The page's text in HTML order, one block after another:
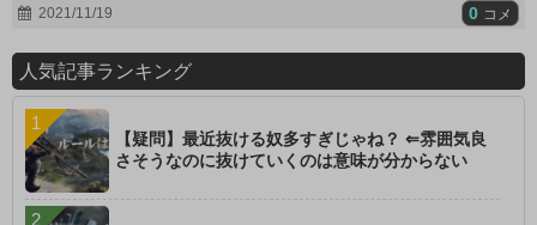
2021/11/19 0 コメ
人気記事ランキング
【疑問】最近抜ける奴多すぎじゃね？ ⇐雰囲気良
さそうなのに抜けていくのは意味が分からない